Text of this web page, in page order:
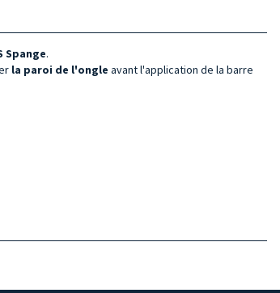
Spange.
la paroi de l'ongle avant l'application de la barre